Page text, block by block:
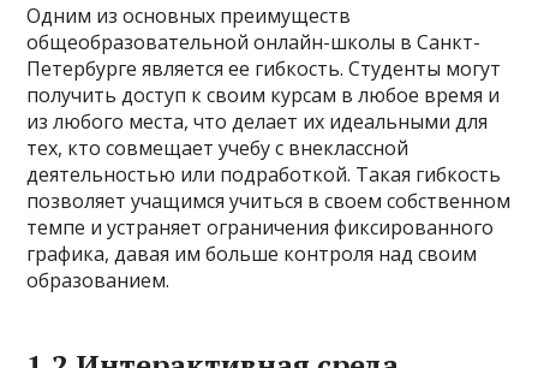
Одним из основных преимуществ
общеобразовательной онлайн-школы в Санкт-
Петербурге является ее гибкость. Студенты могут
получить доступ к своим курсам в любое время и
из любого места, что делает их идеальными для
тех, кто совмещает учебу с внеклассной
деятельностью или подработкой. Такая гибкость
позволяет учащимся учиться в своем собственном
темпе и устраняет ограничения фиксированного
графика, давая им больше контроля над своим
образованием.